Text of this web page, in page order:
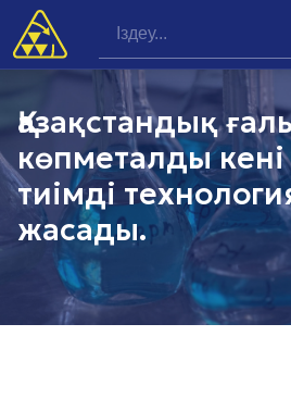
Қазақстандық
көпметалды
тиімді
жасады.